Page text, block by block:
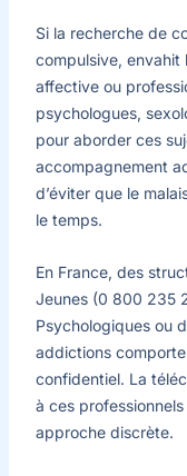
Si la recherche de
compulsive, envahit
affective ou
psychologues,
pour aborder ces
accompagnement
d’éviter que le
le temps.
En France, des
Jeunes (0 800 235
Psychologiques ou
addictions
confidentiel. La
à ces
approche discrète.